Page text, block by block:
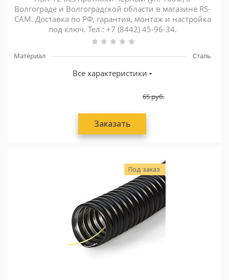
Волгограде и Волгоградской области в магазине RS-
CAM. Доставка по РФ, гарантия, монтаж и настройка
под ключ. Тел.: +7 (8442) 45-96-34.
Материал Сталь
Все характеристики
65руб.
Заказать
Под заказ